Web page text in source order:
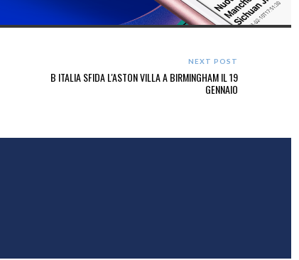
NEXT POST
B ITALIA SFIDA L'ASTON VILLA A BIRMINGHAM IL 19
GENNAIO